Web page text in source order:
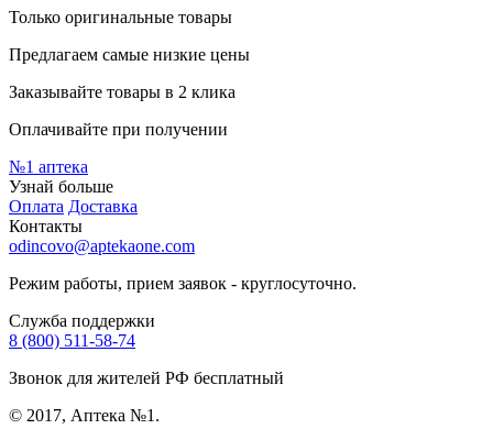
Только оригинальные товары
Предлагаем самые низкие цены
Заказывайте товары в 2 клика
Оплачивайте при получении
№1 аптека
Узнай больше
Оплата Доставка
Контакты
odincovo@aptekaone.com
Режим работы, прием заявок - круглосуточно.
Служба поддержки
8 (800) 511-58-74
Звонок для жителей РФ бесплатный
© 2017, Аптека №1.